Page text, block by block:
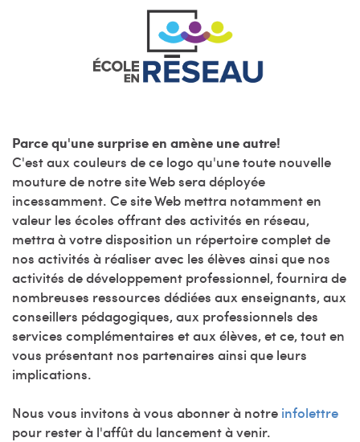
Parce qu'une surprise en amène une autre!
C'est aux couleurs de ce logo qu'une toute nouvelle
mouture de notre site Web sera déployée
incessamment. Ce site Web mettra notamment en
valeur les écoles offrant des activités en réseau,
mettra à votre disposition un répertoire complet de
nos activités à réaliser avec les élèves ainsi que nos
activités de développement professionnel, fournira de
nombreuses ressources dédiées aux enseignants, aux
conseillers pédagogiques, aux professionnels des
services complémentaires et aux élèves, et ce, tout en
vous présentant nos partenaires ainsi que leurs
implications.
Nous vous invitons à vous abonner à notre infolettre
pour rester à l'affût du lancement à venir.